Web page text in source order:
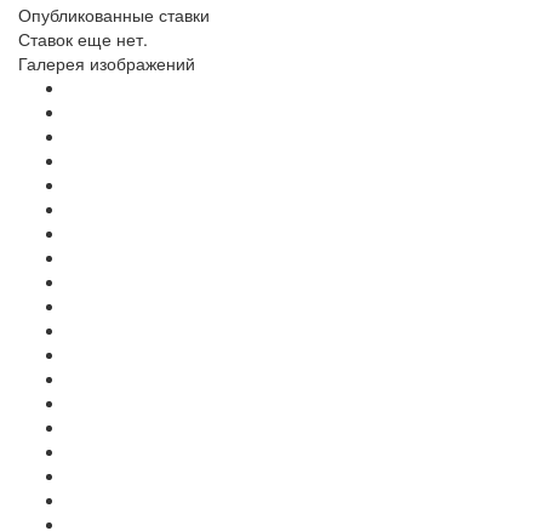
Опубликованные ставки
Ставок еще нет.
Галерея изображений